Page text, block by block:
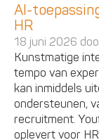
AI-
HR
18 juni 2026
Kunstmatige
tempo van
kan inmiddels
ondersteunen,
recruitment.
oplevert voor